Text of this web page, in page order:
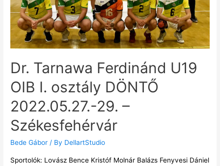
Dr. Tarnawa Ferdinánd U19
OIB I. osztály DÖNTŐ
2022.05.27.-29. –
Székesfehérvár
Bede Gábor / By DellartStudio
Sportolók: Lovász Bence Kristóf Molnár Balázs Fenyvesi Dániel